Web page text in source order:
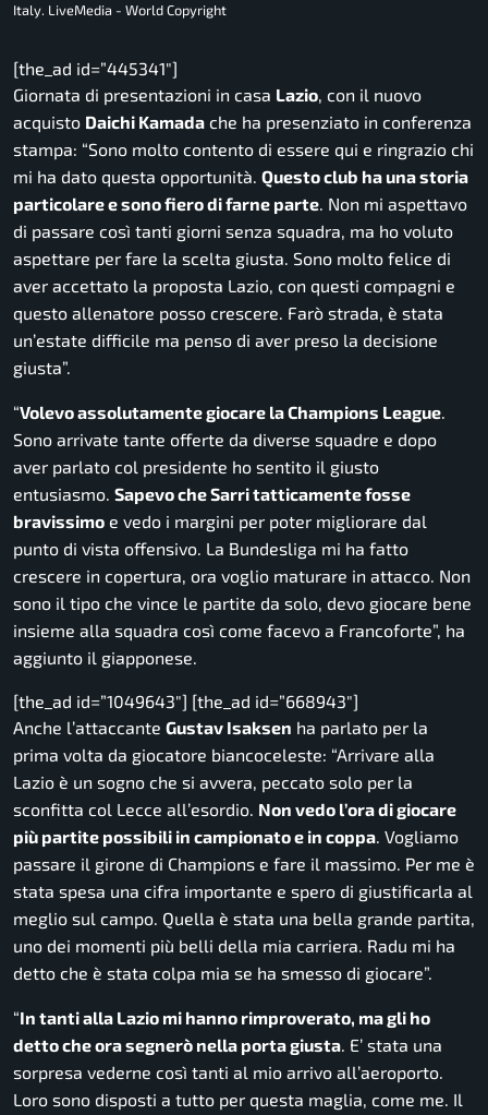
Italy. LiveMedia - World Copyright
[the_ad id=”445341″]
Giornata di presentazioni in casa Lazio, con il nuovo
acquisto Daichi Kamada che ha presenziato in conferenza
stampa: “Sono molto contento di essere qui e ringrazio chi
mi ha dato questa opportunità. Questo club ha una storia
particolare e sono fiero di farne parte. Non mi aspettavo
di passare così tanti giorni senza squadra, ma ho voluto
aspettare per fare la scelta giusta. Sono molto felice di
aver accettato la proposta Lazio, con questi compagni e
questo allenatore posso crescere. Farò strada, è stata
un’estate difficile ma penso di aver preso la decisione
giusta”.
“Volevo assolutamente giocare la Champions League.
Sono arrivate tante offerte da diverse squadre e dopo
aver parlato col presidente ho sentito il giusto
entusiasmo. Sapevo che Sarri tatticamente fosse
bravissimo e vedo i margini per poter migliorare dal
punto di vista offensivo. La Bundesliga mi ha fatto
crescere in copertura, ora voglio maturare in attacco. Non
sono il tipo che vince le partite da solo, devo giocare bene
insieme alla squadra così come facevo a Francoforte”, ha
aggiunto il giapponese.
[the_ad id=”1049643″] [the_ad id=”668943″]
Anche l’attaccante Gustav Isaksen ha parlato per la
prima volta da giocatore biancoceleste: “Arrivare alla
Lazio è un sogno che si avvera, peccato solo per la
sconfitta col Lecce all’esordio. Non vedo l’ora di giocare
più partite possibili in campionato e in coppa. Vogliamo
passare il girone di Champions e fare il massimo. Per me è
stata spesa una cifra importante e spero di giustificarla al
meglio sul campo. Quella è stata una bella grande partita,
uno dei momenti più belli della mia carriera. Radu mi ha
detto che è stata colpa mia se ha smesso di giocare”.
“In tanti alla Lazio mi hanno rimproverato, ma gli ho
detto che ora segnerò nella porta giusta. E’ stata una
sorpresa vederne così tanti al mio arrivo all’aeroporto.
Loro sono disposti a tutto per questa maglia, come me. Il